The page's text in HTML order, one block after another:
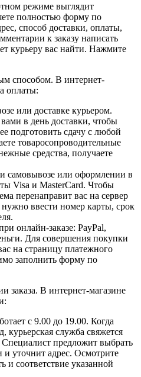
режиме выглядит
полностью форму по
способ доставки, оплаты,
к заказу написать
курьеру вас найти. Нажмите
способом. В интернет-
оплаты:
или доставке курьером.
в день доставки, чтобы
подготовить сдачу с любой
товаросопроводительные
средства, получаете
самовывозе или оформлении в
Visa и MasterCard. Чтобы
перенаправит вас на сервер
ввести номер карты, срок
онлайн-заказе: PayPal,
Для совершения покупки
на страницу платежного
заполнить форму по
заказа. В интернет-магазине
с 9.00 до 19.00. Когда
курьерская служба свяжется
Специалист предложит выбрать
и уточнит адрес. Осмотрите
и соответствие указанной